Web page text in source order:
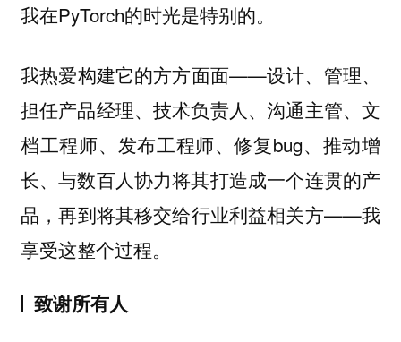
我在PyTorch的时光是特别的。
我热爱构建它的方方面面——设计、管理、
担任产品经理、技术负责人、沟通主管、文
档工程师、发布工程师、修复bug、推动增
长、与数百人协力将其打造成一个连贯的产
品，再到将其移交给行业利益相关方——我
享受这整个过程。
致谢所有人